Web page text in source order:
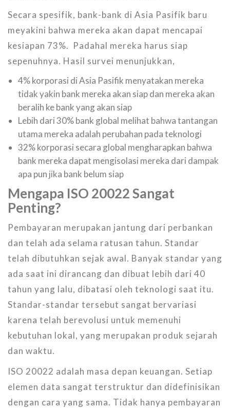
Secara spesifik, bank-bank di Asia Pasifik baru
meyakini bahwa mereka akan dapat mencapai
kesiapan 73%. Padahal mereka harus siap
sepenuhnya. Hasil survei menunjukkan,
4% korporasi di Asia Pasifik menyatakan mereka
tidak yakin bank mereka akan siap dan mereka akan
beralih ke bank yang akan siap
Lebih dari 30% bank global melihat bahwa tantangan
utama mereka adalah perubahan pada teknologi
32% korporasi secara global mengharapkan bahwa
bank mereka dapat mengisolasi mereka dari dampak
apa pun jika bank belum siap
Mengapa ISO 20022 Sangat
Penting?
Pembayaran merupakan jantung dari perbankan
dan telah ada selama ratusan tahun. Standar
telah dibutuhkan sejak awal. Banyak standar yang
ada saat ini dirancang dan dibuat lebih dari 40
tahun yang lalu, dibatasi oleh teknologi saat itu.
Standar-standar tersebut sangat bervariasi
karena telah berevolusi untuk memenuhi
kebutuhan lokal, yang merupakan produk sejarah
dan waktu.
ISO 20022 adalah masa depan keuangan. Setiap
elemen data sangat terstruktur dan didefinisikan
dengan cara yang sama. Tidak hanya pembayaran